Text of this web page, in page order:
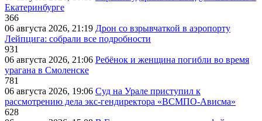
Екатеринбурге
366
06 августа 2026, 21:19 Дрон со взрывчаткой в аэропорту
Лейпцига: собрали все подробности
931
06 августа 2026, 21:06 Ребёнок и женщина погибли во время
урагана в Смоленске
781
06 августа 2026, 19:06 Суд на Урале приступил к
рассмотрению дела экс-гендиректора «ВСМПО-Ависма»
628